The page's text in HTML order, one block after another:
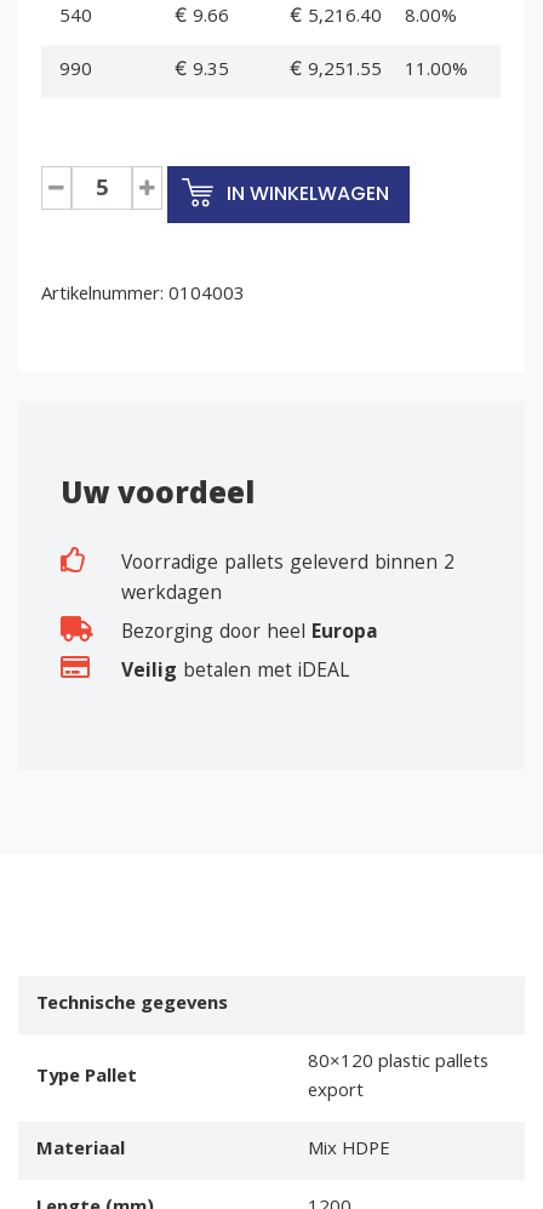
540
€ 9.66 € 5,216.40
8.00%
990
€ 9.35 € 9,251.55 11.00%
Plastic
pallets
nestbaar
IN WINKELWAGEN
Artikelnummer:0104003
Uw voordeel
Voorradige pallets geleverd binnen 2
werkdagen
Bezorging door heel Europa
Veilig betalen met iDEAL
Technische gegevens
Type Pallet
80×120 plastic pallets
export
Materiaal
Mix HDPE